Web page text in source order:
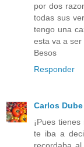
por dos
todas sus
tengo una
esta va a ser
Besos
Responder
Carlos Dube
¡Pues
te iba a